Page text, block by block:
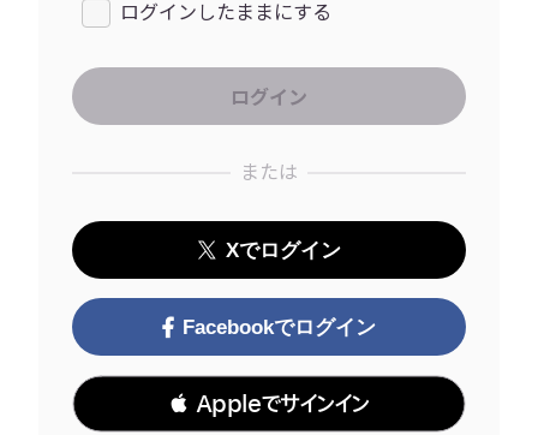
ログインしたままにする
または
Xでログイン
Facebookでログイン
 Appleでサインイン